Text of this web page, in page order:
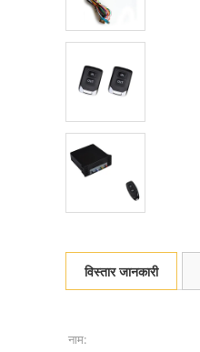
विस्तार जानकारी
नाम: